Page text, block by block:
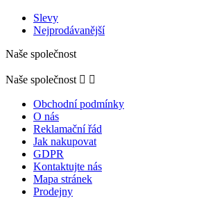
Slevy
Nejprodávanější
Naše společnost
Naše společnost  
Obchodní podmínky
O nás
Reklamační řád
Jak nakupovat
GDPR
Kontaktujte nás
Mapa stránek
Prodejny